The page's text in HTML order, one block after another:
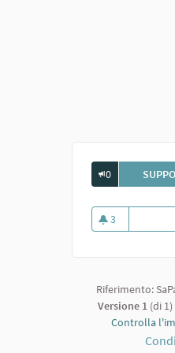
0
3
3 sostenitori
Riferimento:
Versione 1 (di 1)
Controlla